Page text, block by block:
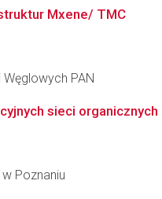
Mxene/ TMC
PAN
sieci
Poznaniu